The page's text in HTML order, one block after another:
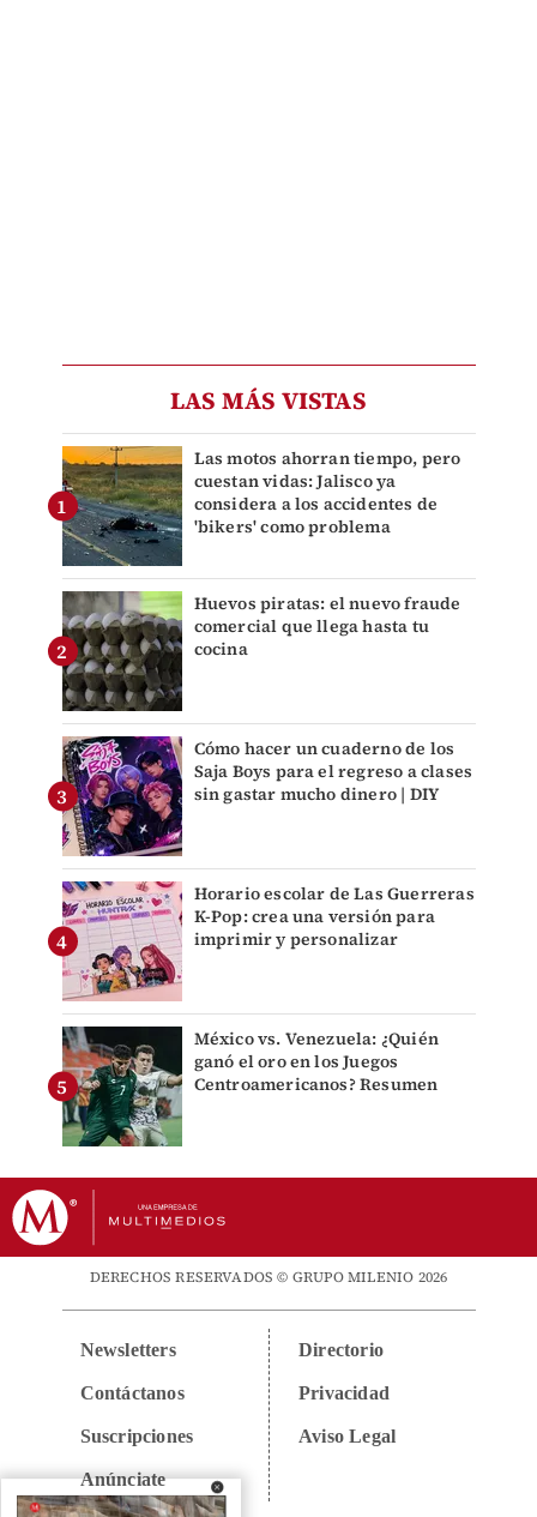
LAS MÁS VISTAS
Las motos ahorran tiempo, pero
cuestan vidas: Jalisco ya
considera a los accidentes de
'bikers' como problema
Huevos piratas: el nuevo fraude
comercial que llega hasta tu
cocina
Cómo hacer un cuaderno de los
Saja Boys para el regreso a clases
sin gastar mucho dinero | DIY
Horario escolar de Las Guerreras
K-Pop: crea una versión para
imprimir y personalizar
México vs. Venezuela: ¿Quién
ganó el oro en los Juegos
Centroamericanos? Resumen
DERECHOS RESERVADOS © GRUPO MILENIO 2026
Newsletters
Contáctanos
Suscripciones
Anúnciate
Directorio
Privacidad
Aviso Legal